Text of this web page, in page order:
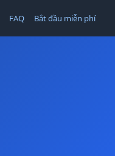
FAQ Bắt đầu miễn phí